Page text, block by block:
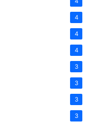
4
4
4
3
3
3
3